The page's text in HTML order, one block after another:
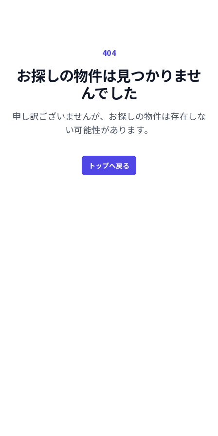
404
お探しの物件は見つかりませ
んでした
申し訳ございませんが、お探しの物件は存在しな
い可能性があります。
トップへ戻る